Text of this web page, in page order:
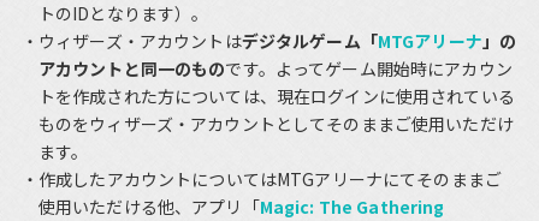
トのIDとなります）。
ウィザーズ・アカウントはデジタルゲーム「MTGアリーナ」の
アカウントと同一のものです。よってゲーム開始時にアカウン
トを作成された方については、現在ログインに使用されている
ものをウィザーズ・アカウントとしてそのままご使用いただけ
ます。
作成したアカウントについてはMTGアリーナにてそのままご
使用いただける他、アプリ「Magic: The Gathering